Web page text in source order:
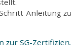
Anleitung
zur SG-